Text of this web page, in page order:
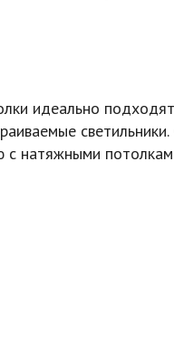
идеально
с натяжными